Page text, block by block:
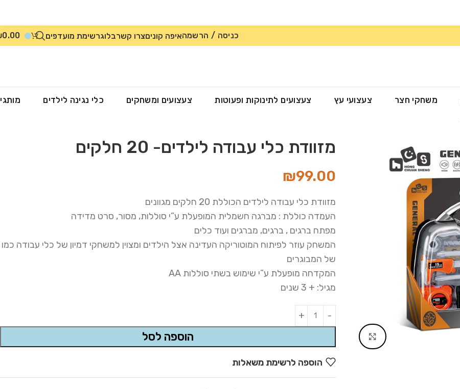
כניסה / הרשמהאיפה קוניםצרו קשרבלוגרשימת מועדפים 0.00
משחקי חצר צעצועי עץ צעצועים לתינוקות ופעוטות צעצועים ומשחקים כלי נגינה לילדים
Click to enlarge
מזוודת כלי עבודה לילדים- 20 חלקים
₪99.00
מזוודת כלי עבודה לילדים הכוללת 20 חלקים מגוונים
העמדה כוללת : מברגה חשמלית המופעלת ע”י סוללות, מסור, סרט מדידה
מפתח ברגים , ברגים, מברגים ועוד כלים
המשחק עוזר לפיתוח המוטוריקה העדינה אצל הילדים ומצוין למשחקי דמיון של כלי עבודה כמו
של המבוגרים
המקדחה מופעלת ע”י שימוש בשתי סוללות AA
מגיל: + 3 שנים
הוספה לסל
Alternative:
הוספה לרשימת משאלות